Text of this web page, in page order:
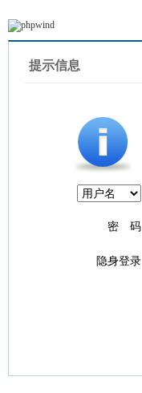
提示信息
密 码
隐身登录